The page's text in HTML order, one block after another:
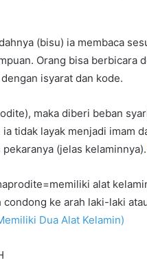
(bisu) ia membaca
Orang bisa berbicara
isyarat dan kode.
maka diberi beban
tidak layak menjadi imam
(jelas kelaminnya).
alat
ke arah laki-laki
Dua Alat Kelamin)